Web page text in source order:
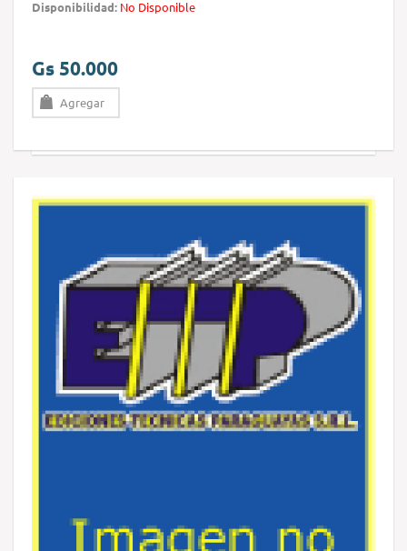
Disponibilidad: No Disponible
Gs 50.000
Agregar